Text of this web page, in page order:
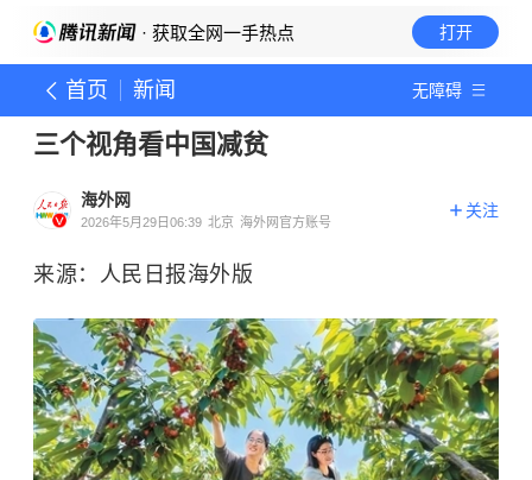
· 获取全网一手热点 打开
首页 新闻 无障碍
三个视角看中国减贫
海外网
2026年5月29日06:39 北京 海外网官方账号
关注
来源：人民日报海外版